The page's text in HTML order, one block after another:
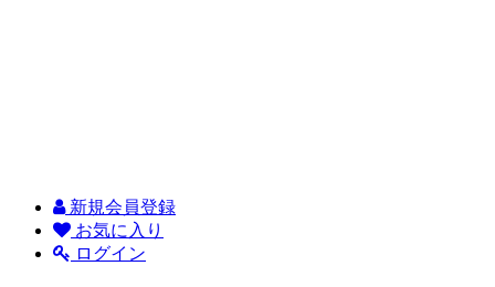
新規会員登録
お気に入り
ログイン